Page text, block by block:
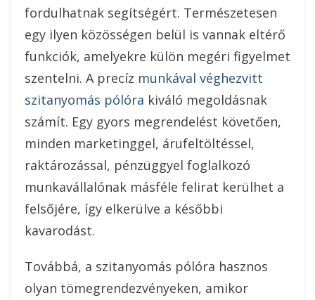
fordulhatnak segítségért. Természetesen
egy ilyen közösségen belül is vannak eltérő
funkciók, amelyekre külön megéri figyelmet
szentelni. A precíz munkával véghezvitt
szitanyomás pólóra kiváló megoldásnak
számít. Egy gyors megrendelést követően,
minden marketinggel, árufeltöltéssel,
raktározással, pénzüggyel foglalkozó
munkavállalónak másféle felirat kerülhet a
felsőjére, így elkerülve a későbbi
kavarodást.
Továbbá, a szitanyomás pólóra hasznos
olyan tömegrendezvényeken, amikor